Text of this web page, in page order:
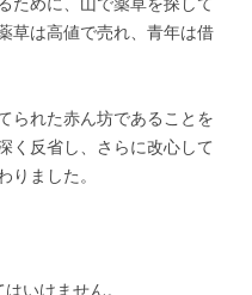
草は高値で売れ、青年は借
られた赤ん坊であることを
く反省し、さらに改心して
ました。
いけません。